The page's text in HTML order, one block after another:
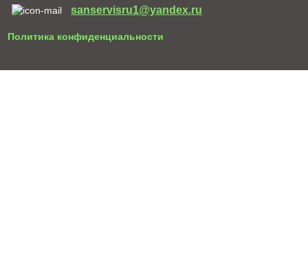
sanservisru1@yandex.ru
Политика конфиденциальности